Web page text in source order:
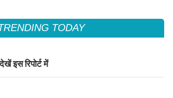
TODAY
इस रिपोर्ट में